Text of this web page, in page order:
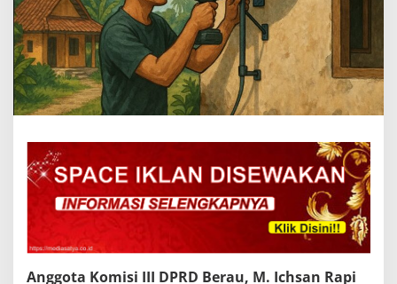
Anggota Komisi III DPRD Berau, M. Ichsan Rapi